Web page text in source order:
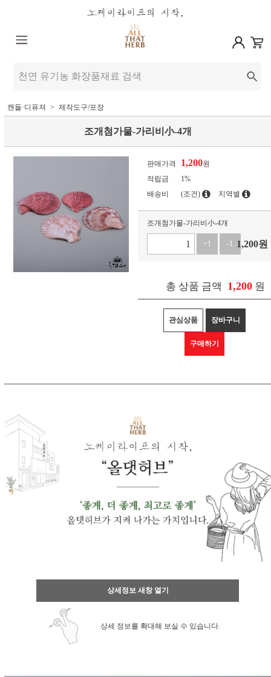
캔들·디퓨져 제작도구/포장
조개첨가물-가리비小-4개
판매가격 1,200원
적립금
1%
배송비
(조건) 지역별
조개첨가물-가리비小-4개
+1 -1 1,200원
총 상품 금액 1,200 원
관심상품 장바구니
구매하기
상세정보 새창 열기
상세 정보를 확대해 보실 수 있습니다.